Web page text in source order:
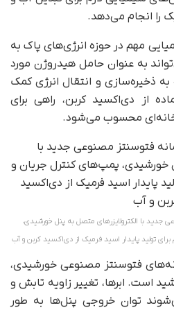
را انجام می‌دهد.
مهم در حوزه انرژی‌های پاک به
به عنوان حامل هیدروژن مورد
به ذخیره‌سازی و انتقال انرژی کمک
از دی‌اکسید کربن، راهی برای
محسوب می‌شود.
با الکترولایزرهای متصل به پنل خورشیدی،
تولید پایدار اسید فرمیک از دی‌اکسید کربن و آب
فتوسنتز مصنوعی خورشیدی،
است. ابرها، تغییر زاویه تابش و
توان خروجی پنل‌ها به طور